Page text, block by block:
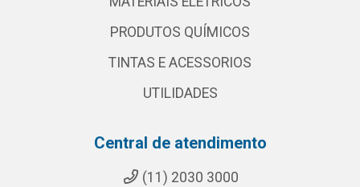
PRODUTOS QUÍMICOS
TINTAS E ACESSORIOS
UTILIDADES
Central de atendimento
(11) 2030 3000